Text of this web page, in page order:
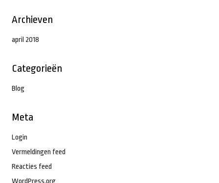
Archieven
april 2018
Categorieën
Blog
Meta
Login
Vermeldingen feed
Reacties feed
WordPress.org